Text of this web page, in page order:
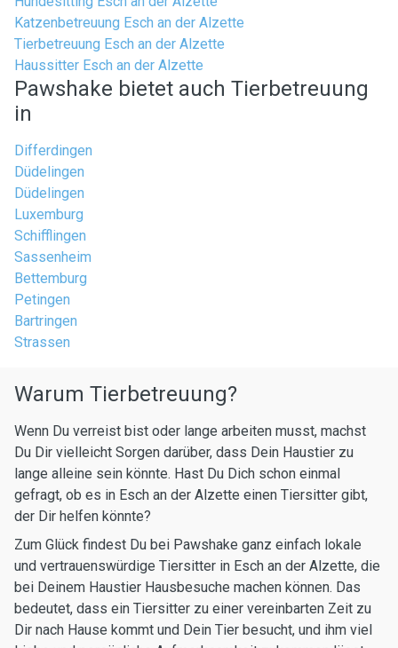
Katzenbetreuung Esch an der Alzette
Tierbetreuung Esch an der Alzette
Haussitter Esch an der Alzette
Pawshake bietet auch Tierbetreuung
in
Differdingen
Düdelingen
Düdelingen
Luxemburg
Schifflingen
Sassenheim
Bettemburg
Petingen
Bartringen
Strassen
Warum Tierbetreuung?
Wenn Du verreist bist oder lange arbeiten musst, machst
Du Dir vielleicht Sorgen darüber, dass Dein Haustier zu
lange alleine sein könnte. Hast Du Dich schon einmal
gefragt, ob es in Esch an der Alzette einen Tiersitter gibt,
der Dir helfen könnte?
Zum Glück findest Du bei Pawshake ganz einfach lokale
und vertrauenswürdige Tiersitter in Esch an der Alzette, die
bei Deinem Haustier Hausbesuche machen können. Das
bedeutet, dass ein Tiersitter zu einer vereinbarten Zeit zu
Dir nach Hause kommt und Dein Tier besucht, und ihm viel